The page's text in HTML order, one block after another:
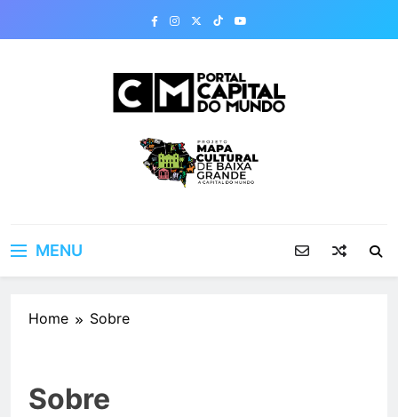
Portal Capital do
Mundo
MENU
Home Sobre
Sobre